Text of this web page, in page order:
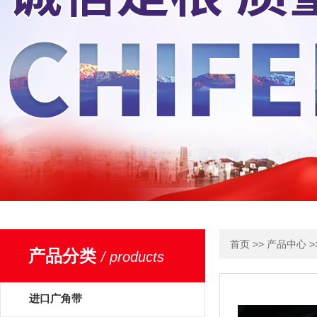
产品分类/ products
进口广角带
首页 >> 产品中心